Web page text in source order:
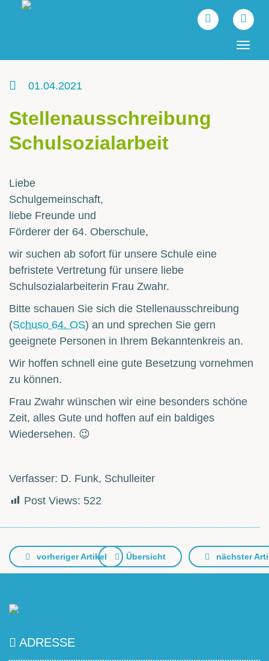
01.04.2021
Stellenausschreibung
Schulsozialarbeit
Liebe
Schulgemeinschaft,
liebe Freunde und
Förderer der 64. Oberschule,
wir suchen ab sofort für unsere Schule eine
befristete Vertretung für unsere liebe
Schulsozialarbeiterin Frau Zwahr.
Bitte schauen Sie sich die Stellenausschreibung
(Schuso 64. OS) an und sprechen Sie gern
geeignete Personen in Ihrem Bekanntenkreis an.
Wir hoffen schnell eine gute Besetzung vornehmen
zu können.
Frau Zwahr wünschen wir eine besonders schöne
Zeit, alles Gute und hoffen auf ein baldiges
Wiedersehen. 😉
Verfasser: D. Funk, Schulleiter
Post Views: 522
vorheriger Artikel Übersicht nächster
ADRESSE